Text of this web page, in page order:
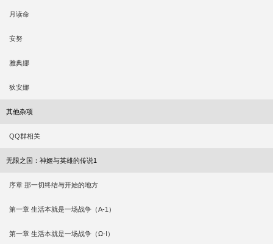
月读命
安努
雅典娜
狄安娜
其他杂项
QQ群相关
无限之国：神姬与英雄的传说1
序章 那一切终结与开始的地方
第一章 生活本就是一场战争（A-1）
第一章 生活本就是一场战争（Ω-I）